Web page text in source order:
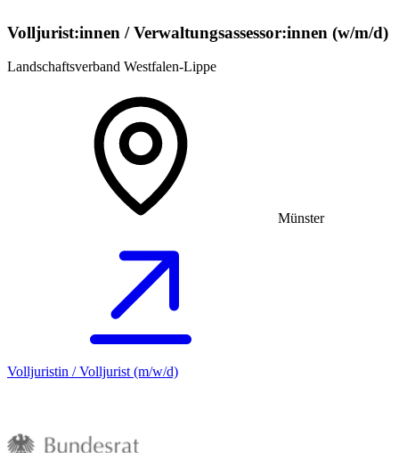
Volljurist:innen / Verwaltungsassessor:innen (w/m/d)
Landschaftsverband Westfalen-Lippe
Münster
Volljuristin / Volljurist (m/w/d)